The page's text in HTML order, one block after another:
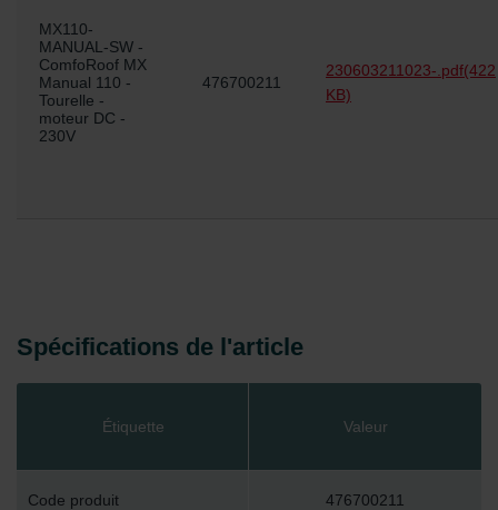
MX110-
MANUAL-SW -
ComfoRoof MX
Manual 110 -
Tourelle -
moteur DC -
230V
476700211
230603211023-.pdf(422
KB)
Spécifications de l'article
Étiquette Valeur
Code produit 476700211